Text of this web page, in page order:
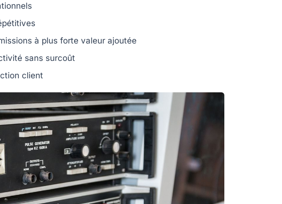
à plus forte valeur ajoutée
sans surcoût
client